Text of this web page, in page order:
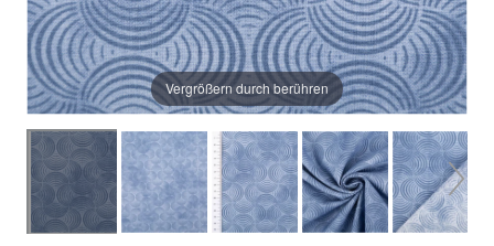
Vergrößern durch berühren